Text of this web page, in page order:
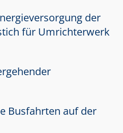
der
für Umrichterwerk
Busfahrten auf der